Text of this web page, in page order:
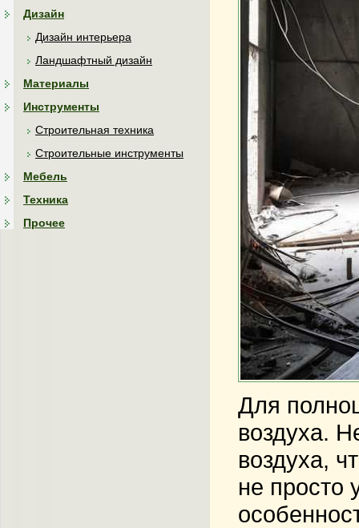
Дизайн
Дизайн интерьера
Ландшафтный дизайн
Материалы
Инструменты
Строительная техника
Строительные инструменты
Мебель
Техника
Прочее
Для
воздуха.
воздуха,
не просто